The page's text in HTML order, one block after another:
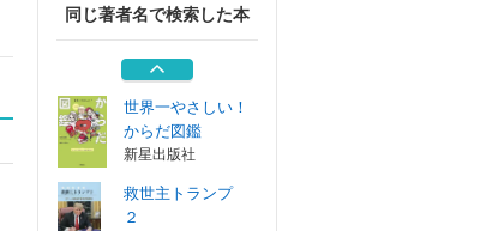
同じ著者名で検索した本
共生社会の再構築
３
法律文化社
世界一やさしい！
からだ図鑑
新星出版社
救世主トランプ
２